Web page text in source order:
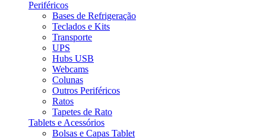
Periféricos
Bases de Refrigeração
Teclados e Kits
Transporte
UPS
Hubs USB
Webcams
Colunas
Outros Periféricos
Ratos
Tapetes de Rato
Tablets e Acessórios
Bolsas e Capas Tablet